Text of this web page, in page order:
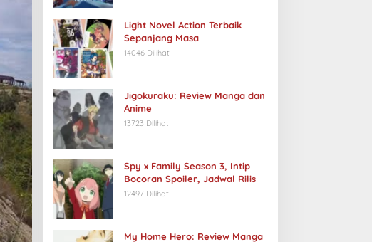
Light Novel Action Terbaik
Sepanjang Masa
14046 Dilihat
Jigokuraku: Review Manga dan
Anime
13723 Dilihat
Spy x Family Season 3, Intip
Bocoran Spoiler, Jadwal Rilis
12497 Dilihat
My Home Hero: Review Manga